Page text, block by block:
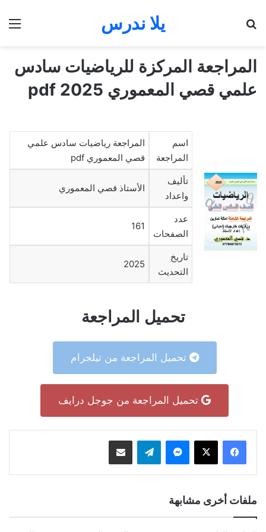
يلا ندرس
المراجعة المركزة للرياضيات سادس
علمي قصي المعموري 2025 pdf
اسم
المراجعة
المراجعة رياضيات سادس علمي
قصي المعموري pdf
تأليف
واعداد
الأستاذ قصي المعموري
عدد
الصفحات
161
تاريخ
التحديث
2025
تحميل المراجعة
تحميل المراجعة من تيلجرام
تحميل المراجعة من جوجل درايف
ماسنجر تيلقرام مشاركة عبر البريد
ملفات أخرى مشابهة